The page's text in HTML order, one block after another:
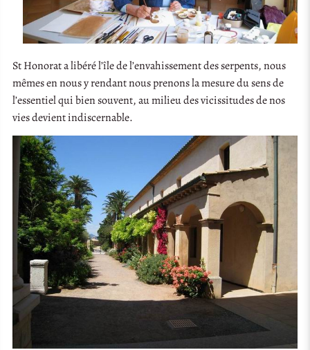
St Honorat a libéré l’île de l’envahissement des serpents, nous
mêmes en nous y rendant nous prenons la mesure du sens de
l’essentiel qui bien souvent, au milieu des vicissitudes de nos
vies devient indiscernable.